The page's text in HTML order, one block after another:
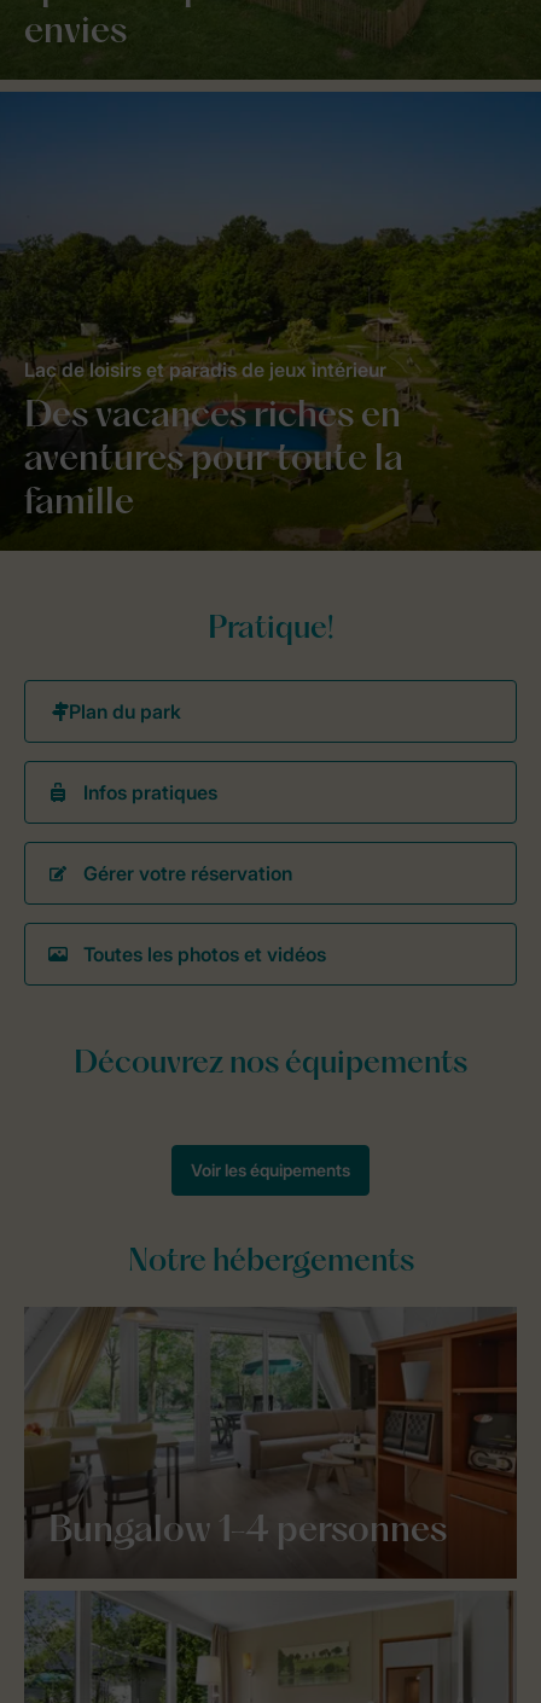
envies
Des vacances riches en
aventures pour toute la
famille
Lac de loisirs et paradis de jeux intérieur
Pratique!
Infos pratiques
Gérer votre réservation
Toutes les photos et vidéos
Notre hébergements
Bungalow 1-4 personnes